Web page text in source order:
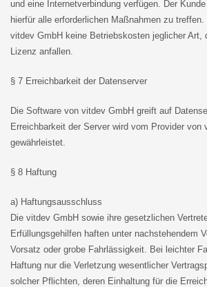
und eine Internetverbindung verfügen. Der
hierfür alle erforderlichen Maßnahmen zu
vitdev GmbH keine Betriebskosten jeglicher Art,
Lizenz anfallen.
§ 7 Erreichbarkeit der Datenserver
Die Software von vitdev GmbH greift auf
Erreichbarkeit der Server wird vom Provider von
gewährleistet.
§ 8 Haftung
a) Haftungsausschluss
Die vitdev GmbH sowie ihre gesetzlichen
Erfüllungsgehilfen haften unter nachstehendem
Vorsatz oder grobe Fahrlässigkeit. Bei leichter
Haftung nur die Verletzung wesentlicher
solcher Pflichten, deren Einhaltung für die